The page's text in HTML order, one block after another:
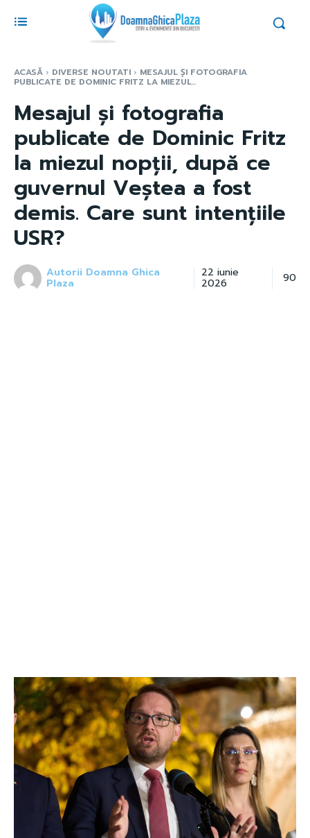
ACASĂ DIVERSE NOUTATI MESAJUL ȘI FOTOGRAFIA
PUBLICATE DE DOMINIC FRITZ LA MIEZUL...
Mesajul și fotografia
publicate de Dominic Fritz
la miezul nopții, după ce
guvernul Veștea a fost
demis. Care sunt intențiile
USR?
Autorii Doamna Ghica
Plaza
22 iunie
2026 90